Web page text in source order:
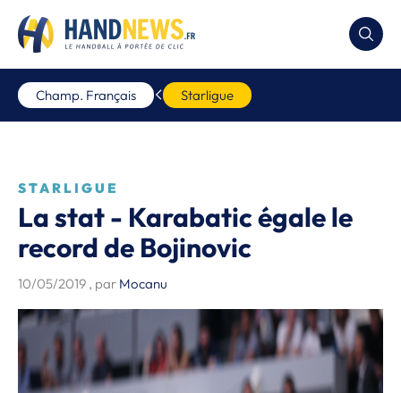
Champ. Français Starligue
STARLIGUE
La stat - Karabatic égale le
record de Bojinovic
10/05/2019 , par Mocanu